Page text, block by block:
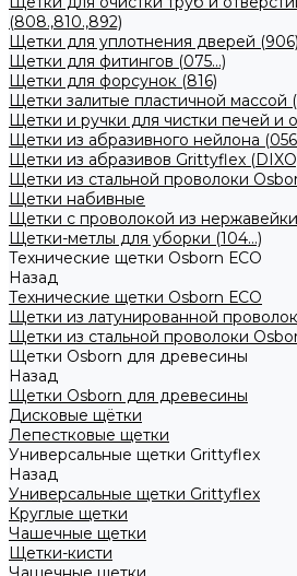
(808.,810.,892)
Щетки для уплотнения дверей (906)
Щетки для фитингов (075...)
Щетки для форсунок (816)
Щетки залитые пластичной массой
Щетки и ручки для чистки печей и
Щетки из абразивного нейлона
Щетки из абразивов Grittyflex
Щетки из стальной проволоки
Щетки набивные
Щетки с проволокой из
Щетки-метлы для уборки (104...)
Технические щетки Osborn ЕСО
Назад
Технические щетки Osborn ЕСО
Щетки из латунированной
Щетки из стальной проволоки
Щетки Osborn для древесины
Назад
Щетки Osborn для древесины
Дисковые щётки
Лепестковые щетки
Универсальные щетки Grittyflex
Назад
Универсальные щетки Grittyflex
Круглые щетки
Чашечные щетки
Щетки-кисти